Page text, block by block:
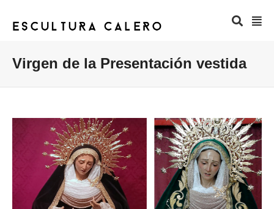
Virgen de la Presentación vestida